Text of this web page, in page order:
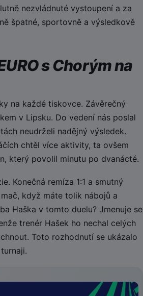
nezvládnuté vystoupení a za
špatné, sportovně a výsledkově
s Chorým na
na každé tiskovce. Závěrečný
v Lipsku. Do vedení nás poslal
neudrželi nadějný výsledek.
chtěl více aktivity, ta ovšem
který povolil minutu po dvanácté.
Konečná remíza 1:1 a smutný
když máte tolik nábojů a
Haška v tomto duelu? Jmenuje se
trenér Hašek ho nechal celých
Toto rozhodnutí se ukázalo